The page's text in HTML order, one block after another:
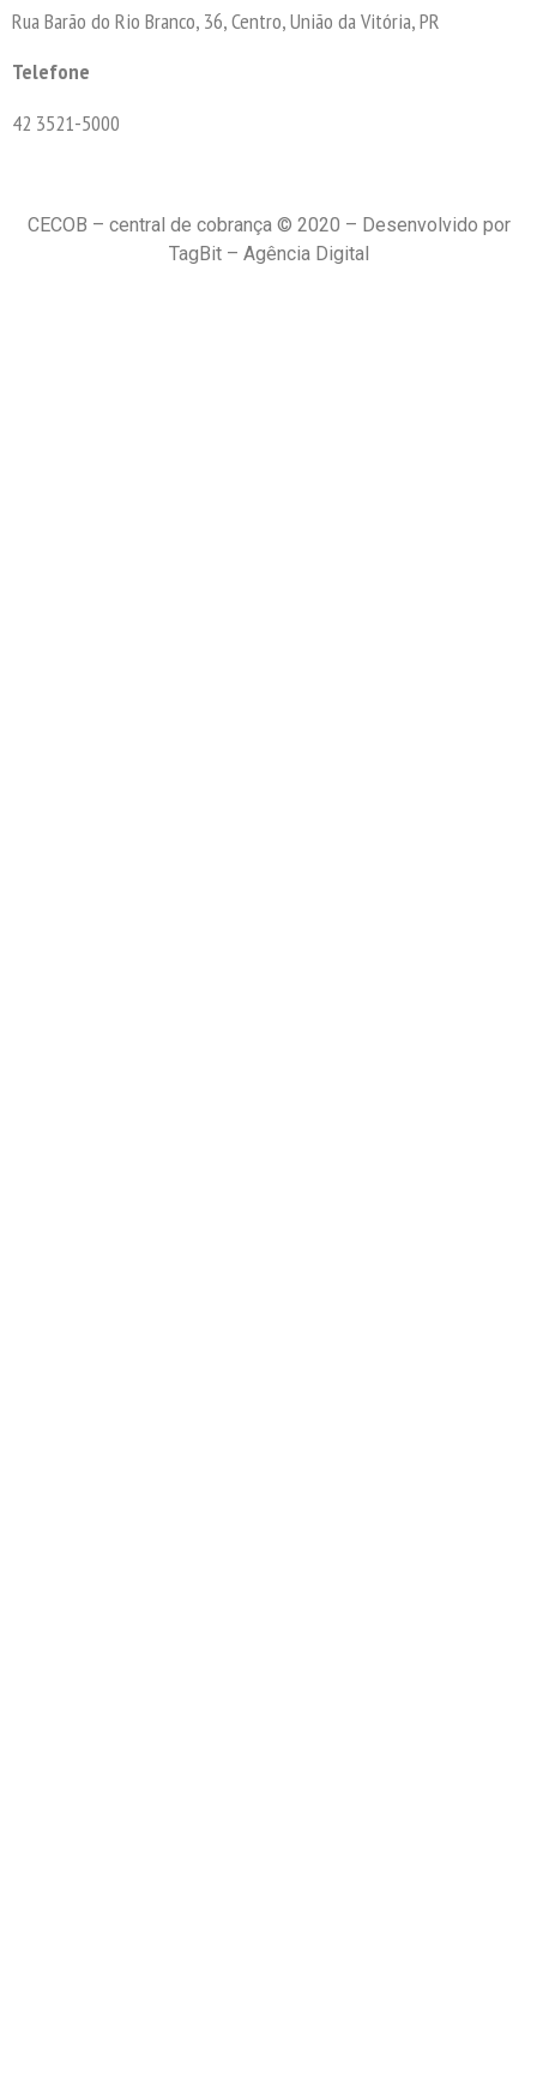
Rua Barão do Rio Branco, 36, Centro, União da Vitória, PR
Telefone
42 3521-5000
CECOB – central de cobrança © 2020 – Desenvolvido por
TagBit – Agência Digital